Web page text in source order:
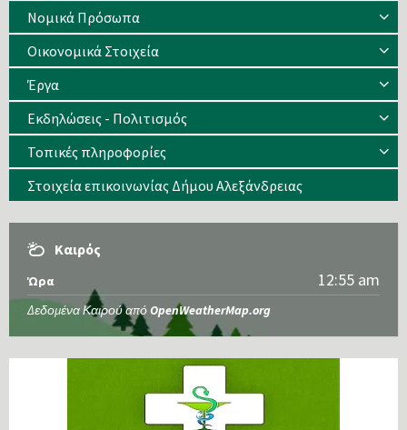
Νομικά Πρόσωπα
Οικονομικά Στοιχεία
Έργα
Εκδηλώσεις - Πολιτισμός
Τοπικές πληροφορίες
Στοιχεία επικοινωνίας Δήμου Αλεξάνδρειας
Καιρός
Ώρα 12:55 am
Δεδομένα Καιρού από OpenWeatherMap.org